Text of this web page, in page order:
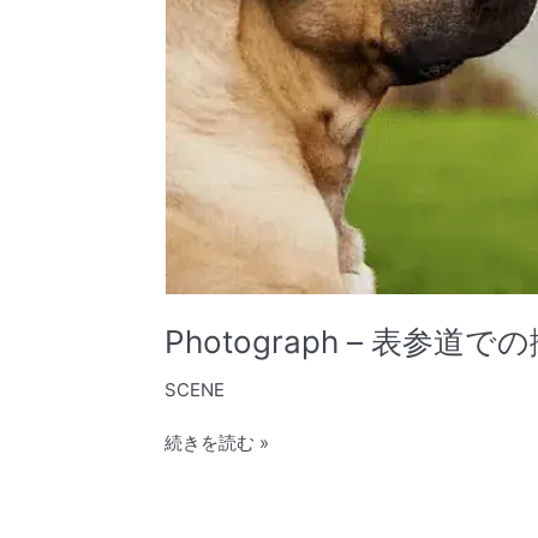
Photograph – 表参道での
SCENE
続きを読む »